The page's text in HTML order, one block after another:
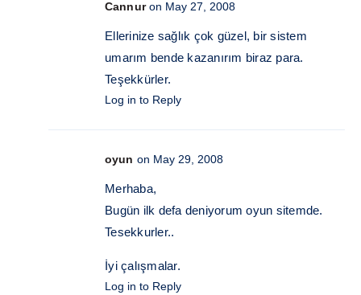
Cannur on May 27, 2008
Ellerinize sağlık çok güzel, bir sistem
umarım bende kazanırım biraz para.
Teşekkürler.
Log in to Reply
oyun on May 29, 2008
Merhaba,
Bugün ilk defa deniyorum oyun sitemde.
Tesekkurler..
İyi çalışmalar.
Log in to Reply